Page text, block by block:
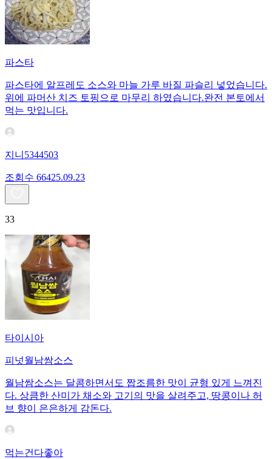
파스타
파스타에 알프레도 소스와 마늘 가루 바질 파슬리 넣었습니다.
위에 파머산 치즈 토핑으로 마무리 하였습니다.완전 본토에서
먹는 맛입니다.
지니5344503
조회수 66425.09.23
33
타이시아
피넛월남쌈소스
월남쌈소스는 달콤하면서도 짭조름한 맛이 균형 있게 느껴진
다. 상큼한 산미가 채소와 고기의 맛을 살려주고, 땅콩이나 허
브 향이 은은하게 감돈다.
먹는건다좋아